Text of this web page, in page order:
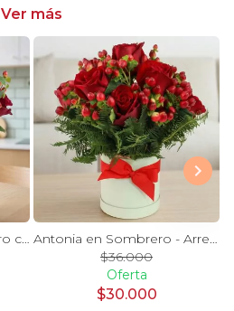
significativa.
Ver más
Antonia en Ánfora - florero con 9 rosas rojo e hypericum
Antonia en Sombrero - Arreglo 9 rosas rojo e hypericum
$36.000
Oferta
$30.000